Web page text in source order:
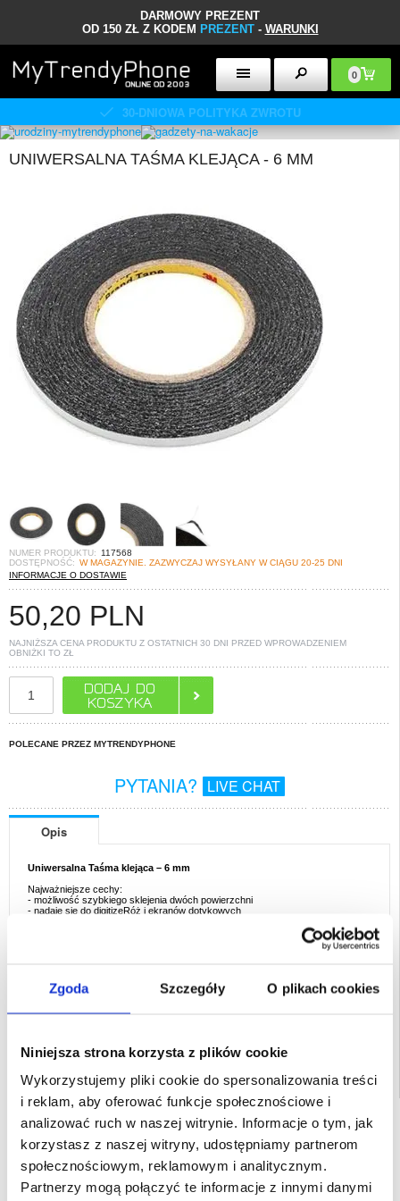
Zgoda Szczegóły O plikach cookies
Niniejsza strona korzysta z plików cookie
Wykorzystujemy pliki cookie do spersonalizowania treści
i reklam, aby oferować funkcje społecznościowe i
analizować ruch w naszej witrynie. Informacje o tym, jak
korzystasz z naszej witryny, udostępniamy partnerom
społecznościowym, reklamowym i analitycznym.
Partnerzy mogą połączyć te informacje z innymi danymi
DARMOWY PREZENT
OD 150 ZŁ Z KODEM PREZENT- WARUNKI
0
30-DNIOWA POLITYKA ZWROTU
UNIWERSALNA TAŚMA KLEJĄCA - 6 MM
NUMER PRODUKTU:
117568
DOSTĘPNOŚĆ: W MAGAZYNIE. ZAZWYCZAJ WYSYŁANY W CIĄGU 20-25 DNI
INFORMACJE O DOSTAWIE
50,20 PLN
NAJNIŻSZA CENA PRODUKTU Z OSTATNICH 30 DNI PRZED WPROWADZENIEM
OBNIŻKI TO ZŁ
POLECANE PRZEZ MYTRENDYPHONE
PYTANIA? LIVE CHAT
Opis
Uniwersalna Taśma klejąca – 6 mm
Najważniejsze cechy:
- możliwość szybkiego sklejenia dwóch powierzchni
- nadaje się do digitizeRóż i ekranów dotykowych
EAN: 5712579077981
SZYBKA DOSTAWA
CLUB TRENDY
7% ZNIŻKI
PON.-PT. 12.00-15.00